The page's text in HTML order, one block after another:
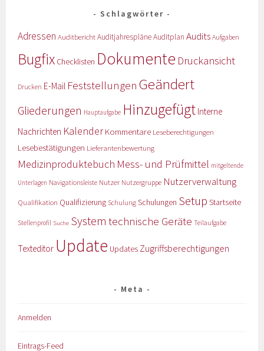
Schlagwörter
Adressen AuditberichtAuditjahrespläneAuditplan Audits Aufgaben
Bugfix Checklisten Dokumente Druckansicht
Drucken E-Mail Feststellungen Geändert
Gliederungen Hauptaufgabe Hinzugefügt Interne
Nachrichten KalenderKommentare Leseberechtigungen
Lesebestätigungen Lieferantenbewertung
Medizinproduktebuch Mess- und Prüfmittel mitgeltende
Unterlagen Navigationsleiste Nutzer Nutzergruppe Nutzerverwaltung
Qualifikation Qualifizierung Schulung Schulungen Setup Startseite
Stellenprofil Suche System technische Geräte Teilaufgabe
Texteditor Update Updates Zugriffsberechtigungen
Meta
Anmelden
Eintrags-Feed